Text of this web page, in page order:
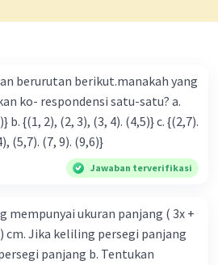
kedua garis ini adalah bahwa
yang sejajar, dan mereka mewakili
dalam bidang Cartesius.
(0 ) Balas
Iklan
berurutan berikut.manakah yang
satu? a.
d. {(3.4), (5,7). (7, 9). (9,6)}
Jawaban terverifikasi
mempunyai ukuran panjang ( 3x +
cm. Jika keliling persegi panjang
panjang b. Tentukan